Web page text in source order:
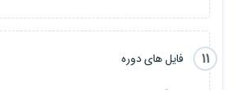
11 فایل های دوره